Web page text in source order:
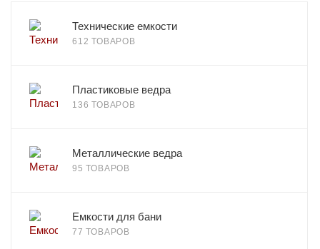
Технические емкости
612 ТОВАРОВ
Пластиковые ведра
136 ТОВАРОВ
Металлические ведра
95 ТОВАРОВ
Емкости для бани
77 ТОВАРОВ